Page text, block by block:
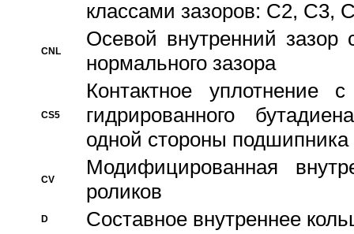
классами зазоров: С2,
CNL
Осевой внутренний зазор
нормального зазора
CS5
Контактное уплотнение
гидрированного
одной стороны подшипника
CV
Модифицированная
роликов
D Составное внутреннее